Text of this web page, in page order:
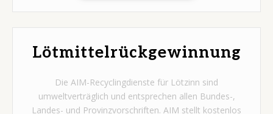
Lötmittelrückgewinnung
Die AIM-Recyclingdienste für Lötzinn sind
umweltverträglich und entsprechen allen Bundes-,
Landes- und Provinzvorschriften. AIM stellt kostenlos